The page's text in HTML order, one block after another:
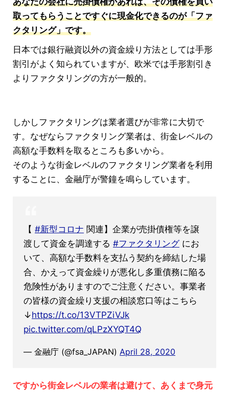
取ってもらうことですぐに現金化できるのが「ファ
クタリング」です。
日本では銀行融資以外の資金繰り方法としては手形
割引がよく知られていますが、欧米では手形割引き
よりファクタリングの方が一般的。
しかしファクタリングは業者選びが非常に大切で
す。なぜならファクタリング業者は、街金レベルの
高額な手数料を取るところも多いから。
そのような街金レベルのファクタリング業者を利用
することに、金融庁が警鐘を鳴らしています。
【 #新型コロナ 関連】企業が売掛債権等を譲
渡して資金を調達する #ファクタリングにお
いて、高額な手数料を支払う契約を締結した場
合、かえって資金繰りが悪化し多重債務に陥る
危険性がありますのでご注意ください。事業者
の皆様の資金繰り支援の相談窓口等はこちら
↓https://t.co/13VTPZiVJk
pic.twitter.com/qLPzXYQT4Q
— 金融庁 (@fsa_JAPAN) April 28, 2020
ですから街金レベルの業者は避けて、あくまで身元